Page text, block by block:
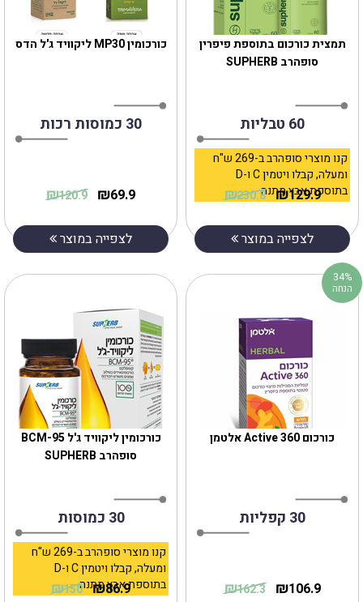
כורכומין MP30 ליקוויד ג'ל הדס
30 כמוסות רכות
69.9
₪
120.9
₪
לצפייה במוצר
‎‎תמצית כורכום בתוספת פיפרין
סופהרב SUPHERB
60 טבליות
קנו מוצרי סופהרב ב-269 ש"ח
ומעלה, קבלו ויטמין C ו-D
בתוספת אבץ מתנה
129.9
₪
230.8
₪
לצפייה במוצר
כורכומין ליקוויד ג'ל BCM-95
סופהרב SUPHERB
30 כמוסות
קנו מוצרי סופהרב ב-269 ש"ח
ומעלה, קבלו ויטמין C ו-D
בתוספת אבץ מתנה
86.9
₪
150
₪
כורכום Active 360 אלטמן
30 קפליות
106.9
₪
162.3
₪
34%
הנחה